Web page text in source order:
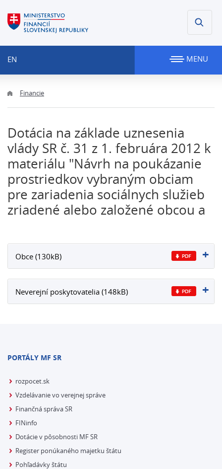
EN MENU
Financie
Dotácia na základe uznesenia
vlády SR č. 31 z 1. februára 2012 k
materiálu "Návrh na poukázanie
prostriedkov vybraným obciam
pre zariadenia sociálnych služieb
zriadené alebo založené obcou a
Obce (130kB)
Neverejní poskytovatelia (148kB)
PORTÁLY MF SR
rozpocet.sk
Vzdelávanie vo verejnej správe
Finančná správa SR
FINinfo
Dotácie v pôsobnosti MF SR
Register ponúkaného majetku štátu
Pohľadávky štátu